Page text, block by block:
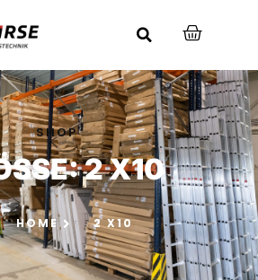
SHOP
2 X10
HOME 2 X10